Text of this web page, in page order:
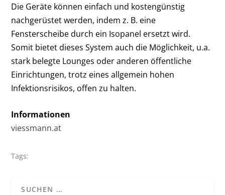
Die Geräte können einfach und kostengünstig
nachgerüstet werden, indem z. B. eine
Fensterscheibe durch ein Isopanel ersetzt wird.
Somit bietet dieses System auch die Möglichkeit, u.a.
stark belegte Lounges oder anderen öffentliche
Einrichtungen, trotz eines allgemein hohen
Infektionsrisikos, offen zu halten.
Informationen
viessmann.at
Tags: